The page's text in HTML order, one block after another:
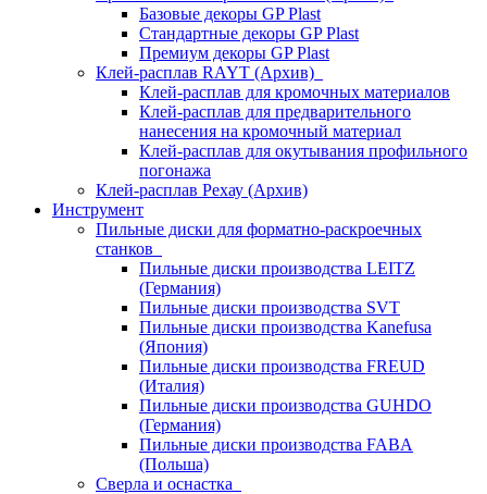
Базовые декоры GP Plast
Стандартные декоры GP Plast
Премиум декоры GP Plast
Клей-расплав RAYT (Архив)
Клей-расплав для кромочных материалов
Клей-расплав для предварительного
нанесения на кромочный материал
Клей-расплав для окутывания профильного
погонажа
Клей-расплав Рехау (Архив)
Инструмент
Пильные диски для форматно-раскроечных
станков
Пильные диски производства LEITZ
(Германия)
Пильные диски производства SVT
Пильные диски производства Kanefusa
(Япония)
Пильные диски производства FREUD
(Италия)
Пильные диски производства GUHDO
(Германия)
Пильные диски производства FABA
(Польша)
Сверла и оснастка